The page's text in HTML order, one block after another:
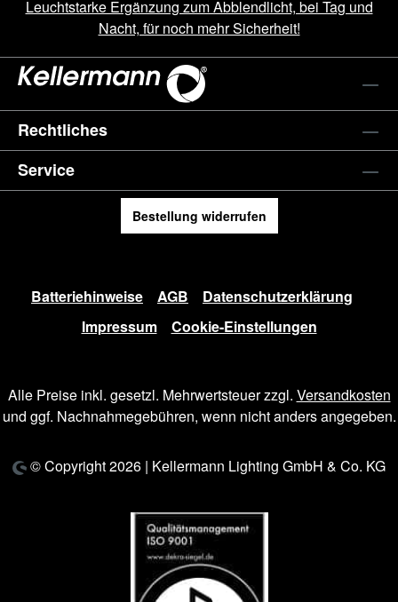
Leuchtstarke Ergänzung zum Abblendlicht, bei Tag und
Nacht, für noch mehr Sicherheit!
Rechtliches
Service
Bestellung widerrufen
Batteriehinweise AGB
Datenschutzerklärung
Impressum
Cookie-Einstellungen
Alle Preise inkl. gesetzl. Mehrwertsteuer zzgl. Versandkosten
und ggf. Nachnahmegebühren, wenn nicht anders angegeben.
© Copyright 2026 | Kellermann Lighting GmbH & Co. KG